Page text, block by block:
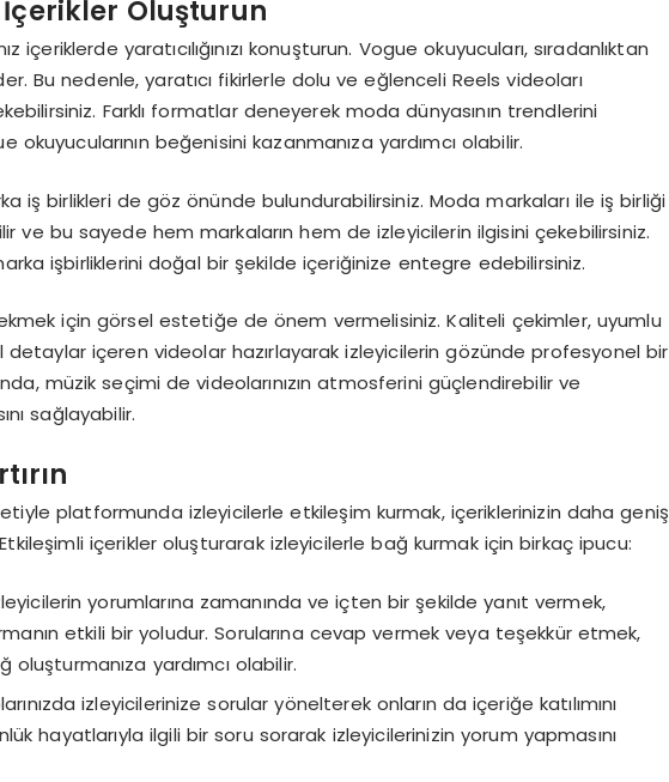
İçerikler Oluşturun
içeriklerde yaratıcılığınızı konuşturun. Vogue okuyucuları, sıradanlıktan
Bu nedenle, yaratıcı fikirlerle dolu ve eğlenceli Reels videoları
Farklı formatlar deneyerek moda dünyasının trendlerini
beğenisini kazanmanıza yardımcı olabilir.
iş birlikleri de göz önünde bulundurabilirsiniz. Moda markaları ile iş birliği
ve bu sayede hem markaların hem de izleyicilerin ilgisini çekebilirsiniz.
işbirliklerini doğal bir şekilde içeriğinize entegre edebilirsiniz.
için görsel estetiğe de önem vermelisiniz. Kaliteli çekimler, uyumlu
içeren videolar hazırlayarak izleyicilerin gözünde profesyonel bir
müzik seçimi de videolarınızın atmosferini güçlendirebilir ve
sağlayabilir.
platformunda izleyicilerle etkileşim kurmak, içeriklerinizin daha geniş
içerikler oluşturarak izleyicilerle bağ kurmak için birkaç ipucu:
yorumlarına zamanında ve içten bir şekilde yanıt vermek,
etkili bir yoludur. Sorularına cevap vermek veya teşekkür etmek,
yardımcı olabilir.
izleyicilerinize sorular yönelterek onların da içeriğe katılımını
hayatlarıyla ilgili bir soru sorarak izleyicilerinizin yorum yapmasını